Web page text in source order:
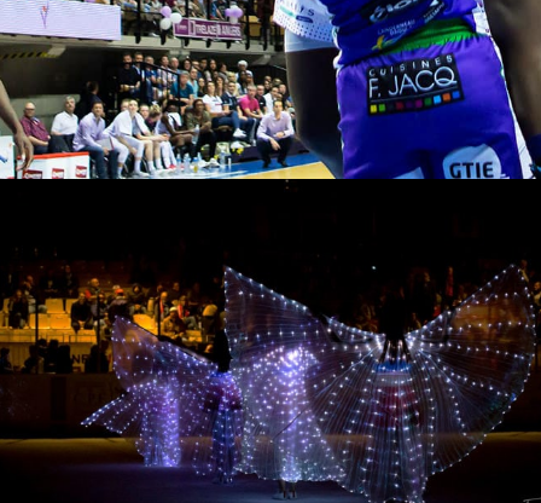
Sports et
actions
Sans doute l'exercice photographique
le plus intense à réaliser